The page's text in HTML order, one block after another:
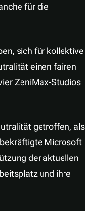
für die
sich für kollektive
einen fairen
ZeniMax-Studios
getroffen, als
Microsoft
der aktuellen
und ihre